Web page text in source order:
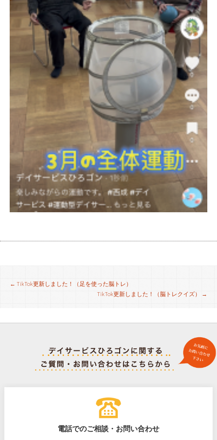
投
稿
ビ
← TikTok更新しました！（足を使った脳トレ）
TikTok更新しました！（脳トレクイズ）
→
電話でのご相談・お問い合わせ